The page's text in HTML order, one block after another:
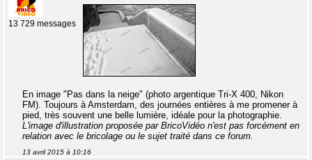
13 729 messages
En image "Pas dans la neige" (photo argentique Tri-X 400, Nikon
FM). Toujours à Amsterdam, des journées entières à me promener à
pied, très souvent une belle lumière, idéale pour la photographie.
L'image d'illustration proposée par BricoVidéo n'est pas forcément en
relation avec le bricolage ou le sujet traité dans ce forum.
13 avril 2015 à 10:16